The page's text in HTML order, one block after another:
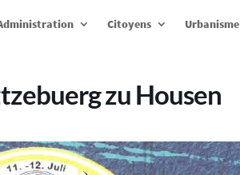
Citoyens Urbanisme
zu Housen